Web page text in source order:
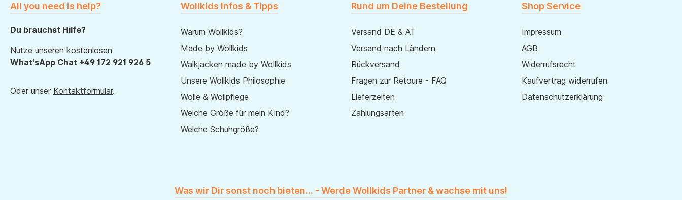
All you need is help?
Du brauchst Hilfe?
Nutze unseren kostenlosen
What'sApp Chat +49 172 921 926 5
Oder unser Kontaktformular.
Wollkids Infos & Tipps
Warum Wollkids?
Made by Wollkids
Walkjacken made by Wollkids
Unsere Wollkids Philosophie
Wolle & Wollpflege
Welche Größe für mein Kind?
Welche Schuhgröße?
Rund um Deine Bestellung
Versand DE & AT
Versand nach Ländern
Rückversand
Fragen zur Retoure - FAQ
Lieferzeiten
Zahlungsarten
Shop Service
Impressum
AGB
Widerrufsrecht
Kaufvertrag widerrufen
Datenschutzerklärung
Was wir Dir sonst noch bieten... - Werde Wollkids Partner & wachse mit uns!